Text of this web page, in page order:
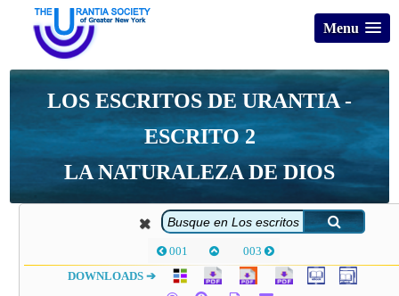
Menu
LOS ESCRITOS DE URANTIA -
ESCRITO 2
LA NATURALEZA DE DIOS
001 003
DOWNLOADS ➔